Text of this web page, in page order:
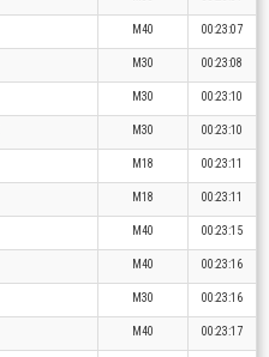
M40 00:23:07
M30 00:23:08
M30 00:23:10
M30 00:23:10
M18 00:23:11
M18 00:23:11
M40 00:23:15
M40 00:23:16
M30 00:23:16
M40 00:23:17